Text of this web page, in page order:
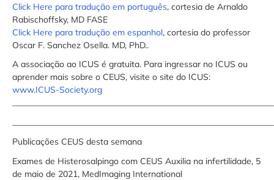
Click Here para tradução em português, cortesia de Arnaldo
Rabischoffsky, MD FASE
Click Here para tradução em espanhol, cortesia do professor
Oscar F. Sanchez Osella. MD, PhD..
A associação ao ICUS é gratuita. Para ingressar no ICUS ou
aprender mais sobre o CEUS, visite o site do ICUS:
www.ICUS-Society.org
Publicações CEUS desta semana
Exames de Histerosalpingo com CEUS Auxilia na infertilidade, 5
de maio de 2021, MedImaging International